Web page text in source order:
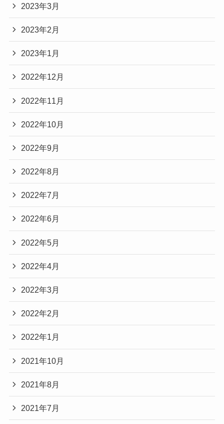
2023年3月
2023年2月
2023年1月
2022年12月
2022年11月
2022年10月
2022年9月
2022年8月
2022年7月
2022年6月
2022年5月
2022年4月
2022年3月
2022年2月
2022年1月
2021年10月
2021年8月
2021年7月